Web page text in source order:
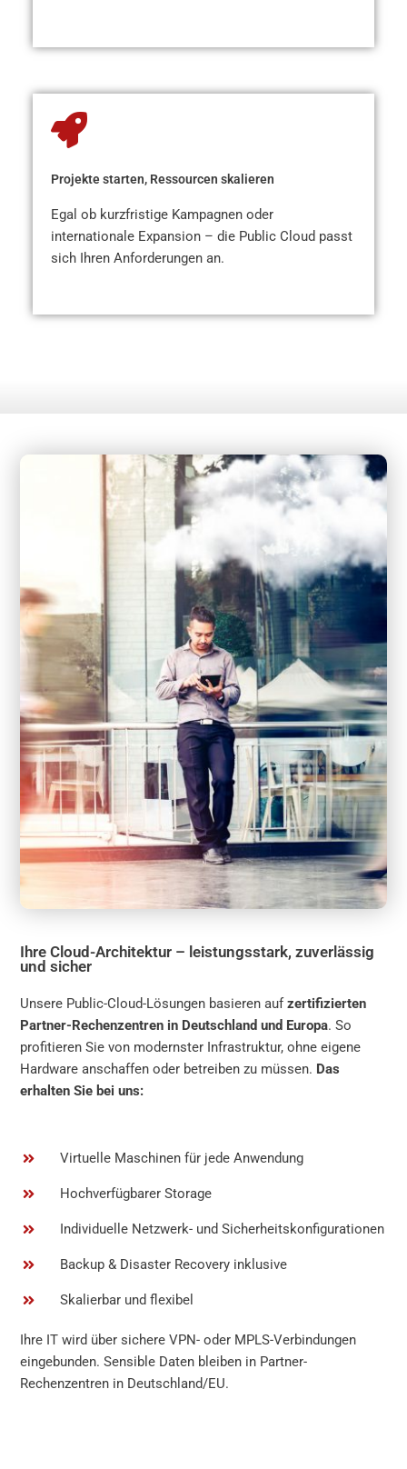
Projekte starten, Ressourcen skalieren
Egal ob kurzfristige Kampagnen oder
internationale Expansion – die Public Cloud passt
sich Ihren Anforderungen an.
Ihre Cloud-Architektur – leistungsstark, zuverlässig
und sicher
Unsere Public-Cloud-Lösungen basieren aufzertifizierten
Partner-Rechenzentren in Deutschland und Europa. So
profitieren Sie von modernster Infrastruktur, ohne eigene
Hardware anschaffen oder betreiben zu müssen. Das
erhalten Sie bei uns:
Virtuelle Maschinen für jede Anwendung
Hochverfügbarer Storage
Individuelle Netzwerk- und Sicherheitskonfigurationen
Backup & Disaster Recovery inklusive
Skalierbar und flexibel
Ihre IT wird über sichere VPN- oder MPLS-Verbindungen
eingebunden. Sensible Daten bleiben in Partner-
Rechenzentren in Deutschland/EU.